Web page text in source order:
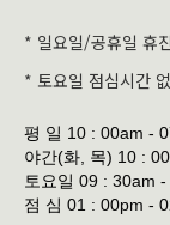
* 일요일/공휴일 휴
* 토요일 점심시간
평 일 10 : 00am -
야간(화, 목) 10 :
토요일 09 : 30am
점 심 01 : 00pm -